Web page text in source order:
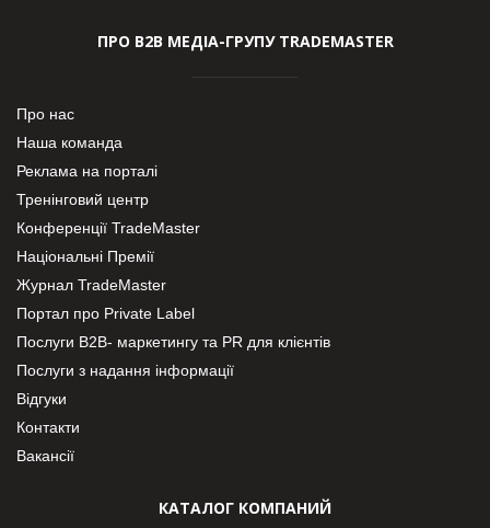
ПРО В2В МЕДІА-ГРУПУ TRADEMASTER
Про нас
Наша команда
Реклама на порталі
Тренінговий центр
Конференції TradeMaster
Національні Премії
Журнал TradeMaster
Портал про Private Label
Послуги В2В- маркетингу та PR для клієнтів
Послуги з надання інформації
Відгуки
Контакти
Вакансії
КАТАЛОГ КОМПАНИЙ